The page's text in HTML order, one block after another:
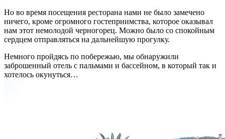
Но во время посещения ресторана нами не было замечено
ничего, кроме огромного гостеприимства, которое оказывал
нам этот немолодой черногорец. Можно было со спокойным
сердцем отправляться на дальнейшую прогулку.
Немного пройдясь по побережью, мы обнаружили
заброшенный отель с пальмами и бассейном, в который так и
хотелось окунуться…